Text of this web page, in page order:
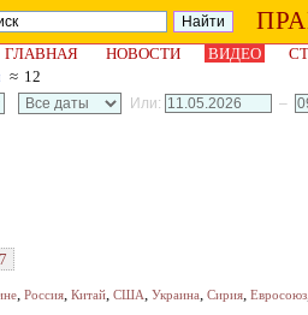
ГЛАВНАЯ НОВОСТИ ВИДЕО
≈ 12
Или: –
7
, Россия, Китай, США, Украина, Сирия, Евросоюз